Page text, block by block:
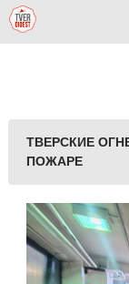
ТВЕРСКИЕ
ПОЖАРЕ